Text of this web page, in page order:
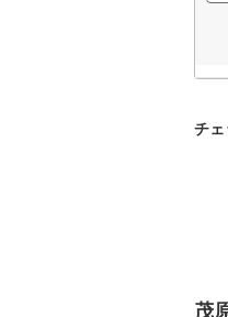
チ
茂